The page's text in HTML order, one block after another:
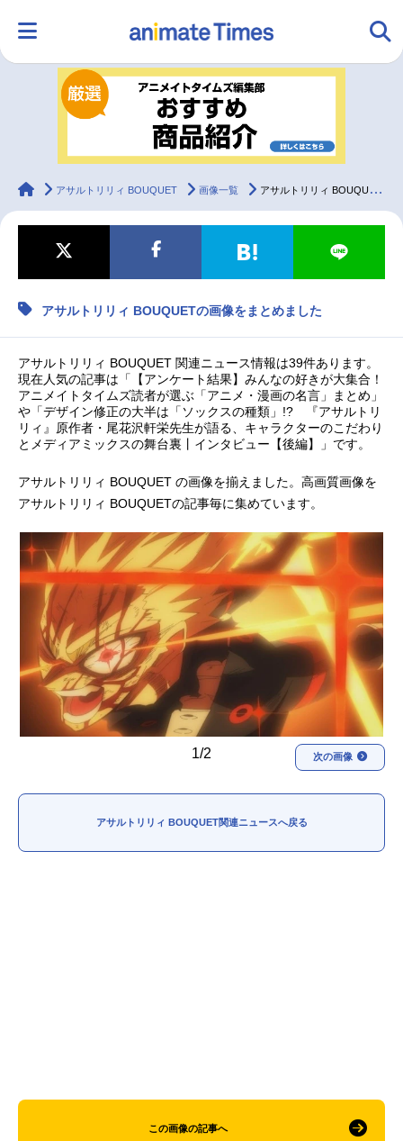
ランキング アニメ
ラジオ グッズ
マンガ・ラノベ ゲーム・アプリ 音楽 コスプレ
2.5次元 配信・Vtuber トレンド
最新記事一覧
アニメ記事一覧 声優記事一覧
アニメ映画一覧 実写化映画一覧
春アニメ 夏アニメ
秋アニメ 冬アニメ
男性声優/女性声優一覧
FOLLOW US
animateTimes
アサルトリリィ BOUQUET 画像一覧 アサルトリリィ BOUQUETの画像をまとめました
アサルトリリィ BOUQUETの画像をまとめました
アサルトリリィ BOUQUET 関連ニュース情報は39件あります。
現在人気の記事は「【アンケート結果】みんなの好きが大集合！
アニメイトタイムズ読者が選ぶ「アニメ・漫画の名言」まとめ」
や「デザイン修正の大半は「ソックスの種類」!? 『アサルトリ
リィ』原作者・尾花沢軒栄先生が語る、キャラクターのこだわり
とメディアミックスの舞台裏丨インタビュー【後編】」です。
アサルトリリィ BOUQUET の画像を揃えました。高画質画像を
アサルトリリィ BOUQUETの記事毎に集めています。
1/2 次の画像
アサルトリリィ BOUQUET関連ニュースへ戻る
この画像の記事へ